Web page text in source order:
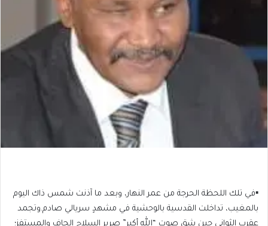
​▪️في تلك اللحظة الحرجة من عمر النهار، وبعد ما آذنت شمس ذاك اليوم
بالمغيب، تداخلت القدسية بالوحشية في مشهدٍ سريالي صادم.وتجمد
عقرب الثواني حين شق صوت “الله أكبر” صرير السلاح الجاف والمستفز؛